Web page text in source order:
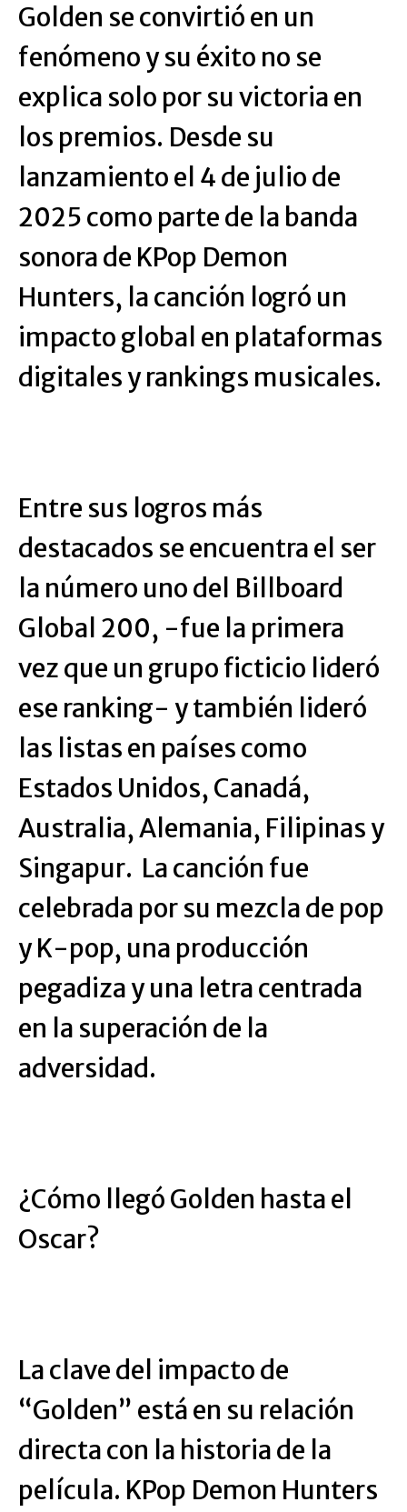
Golden se convirtió en un
fenómeno y su éxito no se
explica solo por su victoria en
los premios. Desde su
lanzamiento el 4 de julio de
2025 como parte de la banda
sonora de KPop Demon
Hunters, la canción logró un
impacto global en plataformas
digitales y rankings musicales.
Entre sus logros más
destacados se encuentra el ser
la número uno del Billboard
Global 200, -fue la primera
vez que un grupo ficticio lideró
ese ranking- y también lideró
las listas en países como
Estados Unidos, Canadá,
Australia, Alemania, Filipinas y
Singapur. La canción fue
celebrada por su mezcla de pop
y K-pop, una producción
pegadiza y una letra centrada
en la superación de la
adversidad.
¿Cómo llegó Golden hasta el
Oscar?
La clave del impacto de
“Golden” está en su relación
directa con la historia de la
película. KPop Demon Hunters